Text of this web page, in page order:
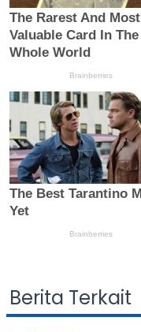
Berita Terkait